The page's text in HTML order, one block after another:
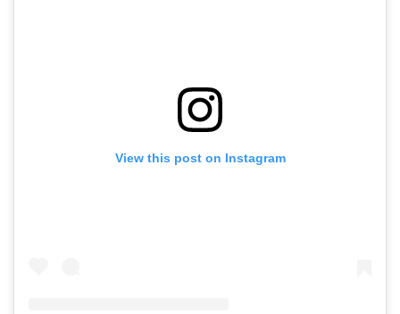
View this post on Instagram